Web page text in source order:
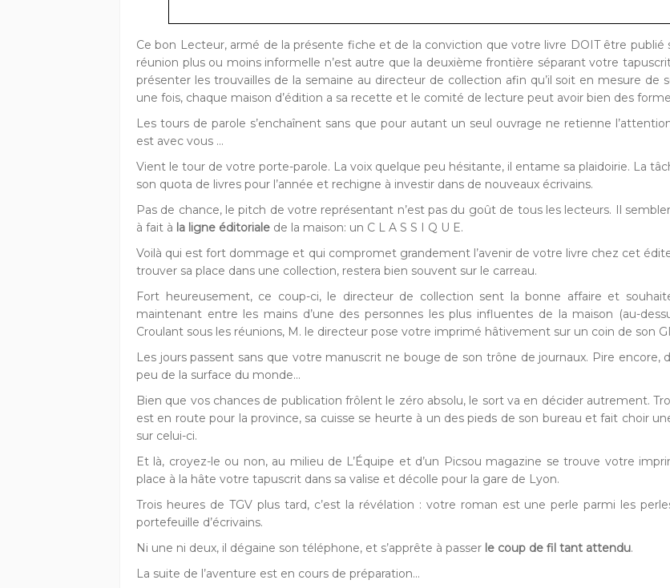
Ce bon Lecteur, armé de la présente fiche et de la conviction que votre livre DOIT être
réunion plus ou moins informelle n’est autre que la deuxième frontière séparant votre
présenter les trouvailles de la semaine au directeur de collection afin qu’il soit en mesure de
une fois, chaque maison d’édition a sa recette et le comité de lecture peut avoir bien des
Les tours de parole s’enchaînent sans que pour autant un seul ouvrage ne retienne
est avec vous …
Vient le tour de votre porte-parole. La voix quelque peu hésitante, il entame sa plaidoirie. La
son quota de livres pour l’année et rechigne à investir dans de nouveaux écrivains.
Pas de chance, le pitch de votre représentant n’est pas du goût de tous les lecteurs. Il
à fait à la ligne éditoriale de la maison: un C L A S S I Q U E.
Voilà qui est fort dommage et qui compromet grandement l’avenir de votre livre chez cet
trouver sa place dans une collection, restera bien souvent sur le carreau.
Fort heureusement, ce coup-ci, le directeur de collection sent la bonne affaire et
maintenant entre les mains d’une des personnes les plus influentes de la maison (au-
Croulant sous les réunions, M. le directeur pose votre imprimé hâtivement sur un coin de son
Les jours passent sans que votre manuscrit ne bouge de son trône de journaux. Pire encore,
peu de la surface du monde...
Bien que vos chances de publication frôlent le zéro absolu, le sort va en décider autrement.
est en route pour la province, sa cuisse se heurte à un des pieds de son bureau et fait choir
sur celui-ci.
Et là, croyez-le ou non, au milieu de L’Équipe et d’un Picsou magazine se trouve votre
place à la hâte votre tapuscrit dans sa valise et décolle pour la gare de Lyon.
Trois heures de TGV plus tard, c’est la révélation : votre roman est une perle parmi les
portefeuille d’écrivains.
Ni une ni deux, il dégaine son téléphone, et s’apprête à passer le coup de fil tant attendu.
La suite de l’aventure est en cours de préparation...